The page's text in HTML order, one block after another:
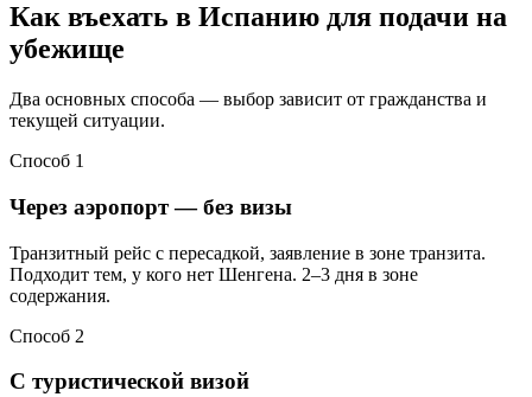
Как въехать в Испанию для подачи на
убежище
Два основных способа — выбор зависит от гражданства и
текущей ситуации.
Способ 1
Через аэропорт — без визы
Транзитный рейс с пересадкой, заявление в зоне транзита.
Подходит тем, у кого нет Шенгена. 2–3 дня в зоне
содержания.
Способ 2
С туристической визой